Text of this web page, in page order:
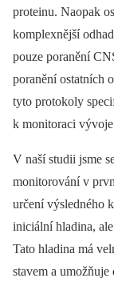
proteinu. Naopak
komplexnější
pouze poranění
poranění ostatních
tyto protokoly
k monitoraci
V naší studii jsme
monitorování v
určení výsledného
iniciální hladina,
Tato hladina má
stavem a